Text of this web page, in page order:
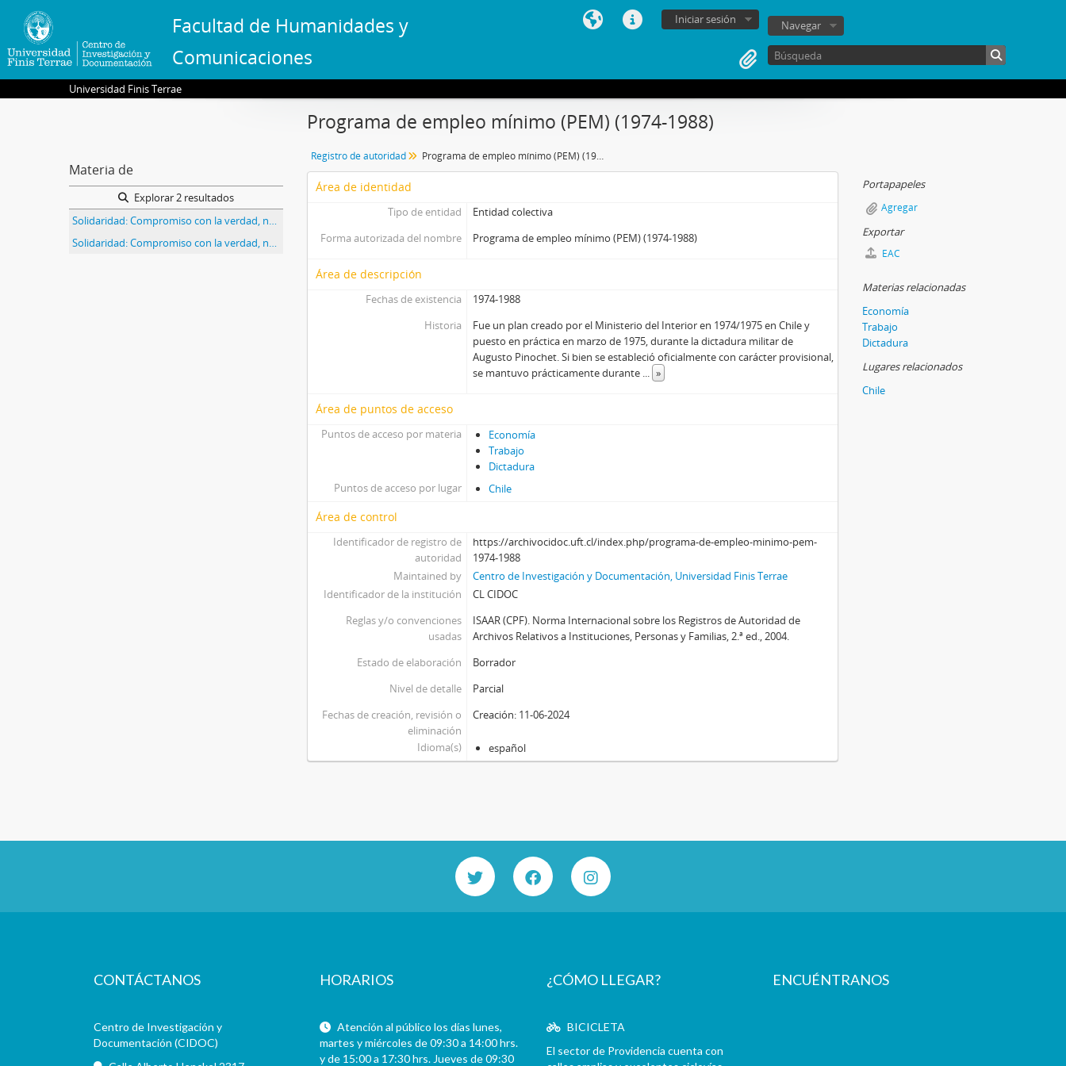
Facultad de Humanidades y
Comunicaciones
Iniciar sesión Navegar
Universidad Finis Terrae
Materia de
Explorar 2 resultados
Solidaridad: Compromiso con la verdad, núm., 163, año 8. Edición titulada Diez años: lo que hemos aprendido
Solidaridad: Compromiso con la verdad, núm., 169, año 8. Edición titulada Programa de apoyo escolar, dibujando temores y sueños
Programa de empleo mínimo (PEM) (1974-1988)
Registro de autoridad Programa de empleo mínimo (PEM) (1974-1988)
Área de identidad
Tipo de entidad
Entidad colectiva
Forma autorizada del nombre
Programa de empleo mínimo (PEM) (1974-1988)
Área de descripción
Fechas de existencia
1974-1988
Historia
Fue un plan creado por el Ministerio del Interior en 1974/1975 en Chile y
puesto en práctica en marzo de 1975, durante la dictadura militar de
Augusto Pinochet. Si bien se estableció oficialmente con carácter provisional,
se mantuvo prácticamente durante ... »
Área de puntos de acceso
Puntos de acceso por materia
Economía
Trabajo
Dictadura
Puntos de acceso por lugar
Chile
Área de control
Identificador de registro de
autoridad
https://archivocidoc.uft.cl/index.php/programa-de-empleo-minimo-pem-
1974-1988
Maintained by
Centro de Investigación y Documentación, Universidad Finis Terrae
Identificador de la institución
CL CIDOC
Reglas y/o convenciones
usadas
ISAAR (CPF). Norma Internacional sobre los Registros de Autoridad de
Archivos Relativos a Instituciones, Personas y Familias, 2.ª ed., 2004.
Estado de elaboración
Borrador
Nivel de detalle
Parcial
Fechas de creación, revisión o
eliminación
Creación: 11-06-2024
Idioma(s) español
Portapapeles
Agregar
Exportar
EAC
Materias relacionadas
Economía
Trabajo
Dictadura
Lugares relacionados
Chile
CONTÁCTANOS
Centro de Investigación y
Documentación (CIDOC)
HORARIOS
Atención al público los días lunes,
martes y miércoles de 09:30 a 14:00 hrs.
y de 15:00 a 17:30 hrs. Jueves de 09:30
¿CÓMO LLEGAR?
BICICLETA
El sector de Providencia cuenta con
ENCUÉNTRANOS